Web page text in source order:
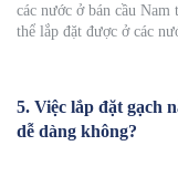
các nước ở bán cầu
thể lắp đặt được ở các
5. Việc lắp đặt gạch
dễ dàng không?